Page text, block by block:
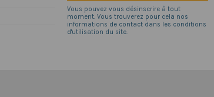
Vous pouvez vous désinscrire à tout
moment. Vous trouverez pour cela nos
informations de contact dans les conditions
d'utilisation du site.